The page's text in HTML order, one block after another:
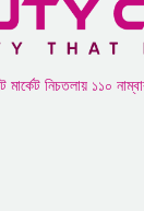
মার্কেট নিচতলায় ১১০